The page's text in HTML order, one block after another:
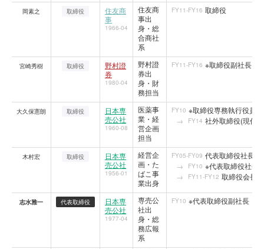
岡素之 取締役
住友商
事
1966-04
住友商
事出
身・総
合商社
系
FY11-FY16 取締役
宮崎秀樹 取締役
野村證
券
1980-04
野村證
券出
身・財
務担当
FY11-FY16 ※取締役副社長
大久保憲朗 取締役
日本専
売公社
1960-08
医薬事
業・経
営企画
担当
FY10 ※取締役専務執行役員
FY14 社外取締役(現任
木村宏 取締役
日本専
売公社
1956-01
経営企
画・た
ばこ事
業出身
FY05-FY09 代表取締役社長
FY10 ※代表取締役社長
FY11-FY12 取締役会長
志水雅一 代表取締役
日本専
売公社
1977-04
専売公
社出
身・総
務広報
系
FY10 ※代表取締役副社長